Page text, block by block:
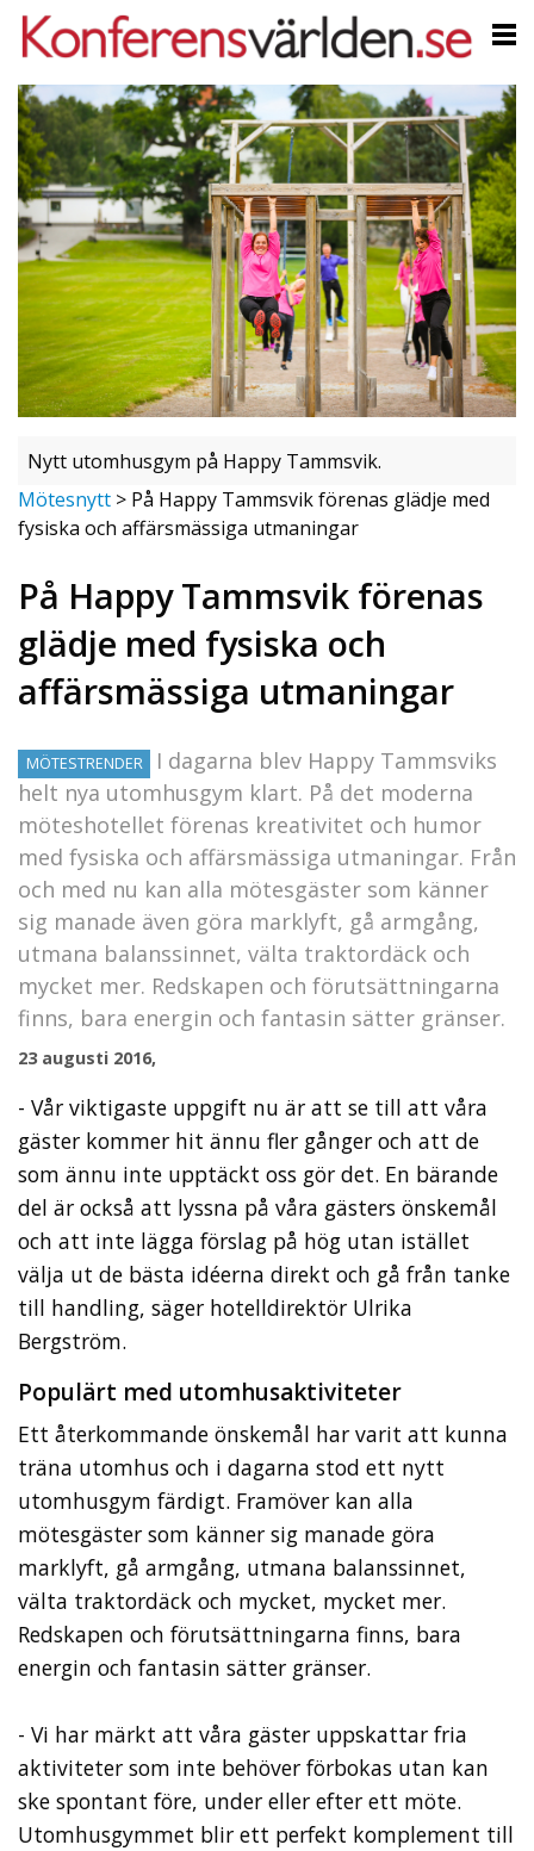
Nytt utomhusgym på Happy Tammsvik.
Mötesnytt > På Happy Tammsvik förenas glädje med
fysiska och affärsmässiga utmaningar
På Happy Tammsvik förenas
glädje med fysiska och
affärsmässiga utmaningar
MÖTESTRENDER
I dagarna blev Happy Tammsviks
helt nya utomhusgym klart. På det moderna
möteshotellet förenas kreativitet och humor
med fysiska och affärsmässiga utmaningar. Från
och med nu kan alla mötesgäster som känner
sig manade även göra marklyft, gå armgång,
utmana balanssinnet, välta traktordäck och
mycket mer. Redskapen och förutsättningarna
finns, bara energin och fantasin sätter gränser.
23 augusti 2016,
- Vår viktigaste uppgift nu är att se till att våra
gäster kommer hit ännu fler gånger och att de
som ännu inte upptäckt oss gör det. En bärande
del är också att lyssna på våra gästers önskemål
och att inte lägga förslag på hög utan istället
välja ut de bästa idéerna direkt och gå från tanke
till handling, säger hotelldirektör Ulrika
Bergström.
Populärt med utomhusaktiviteter
Ett återkommande önskemål har varit att kunna
träna utomhus och i dagarna stod ett nytt
utomhusgym färdigt. Framöver kan alla
mötesgäster som känner sig manade göra
marklyft, gå armgång, utmana balanssinnet,
välta traktordäck och mycket, mycket mer.
Redskapen och förutsättningarna finns, bara
energin och fantasin sätter gränser.
- Vi har märkt att våra gäster uppskattar fria
aktiviteter som inte behöver förbokas utan kan
ske spontant före, under eller efter ett möte.
Utomhusgymmet blir ett perfekt komplement till